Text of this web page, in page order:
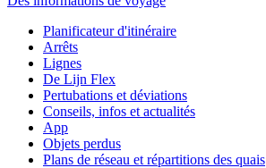
Planificateur d'itinéraire
Arrêts
Lignes
De Lijn Flex
Pertubations et déviations
Conseils, infos et actualités
App
Objets perdus
Plans de réseau et répartitions des quais